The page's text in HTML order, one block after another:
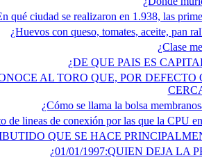
qué ciudad se realizaron en 1.938, las
¿Huevos con queso, tomates, aceite, pan
¿Clase
¿DE QUE PAIS ES
AL TORO QUE, POR
¿Cómo se llama la bolsa
de lineas de conexión por las que la CPU
QUE SE HACE
¿01/01/1997:QUIEN DEJA LA